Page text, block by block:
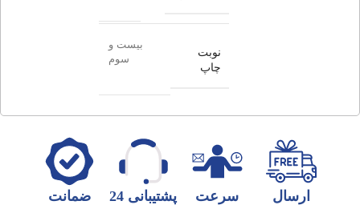
نوبت
چاپ
بیست و
سوم
ارسال
سرعت
پشتیبانی 24
ضمانت